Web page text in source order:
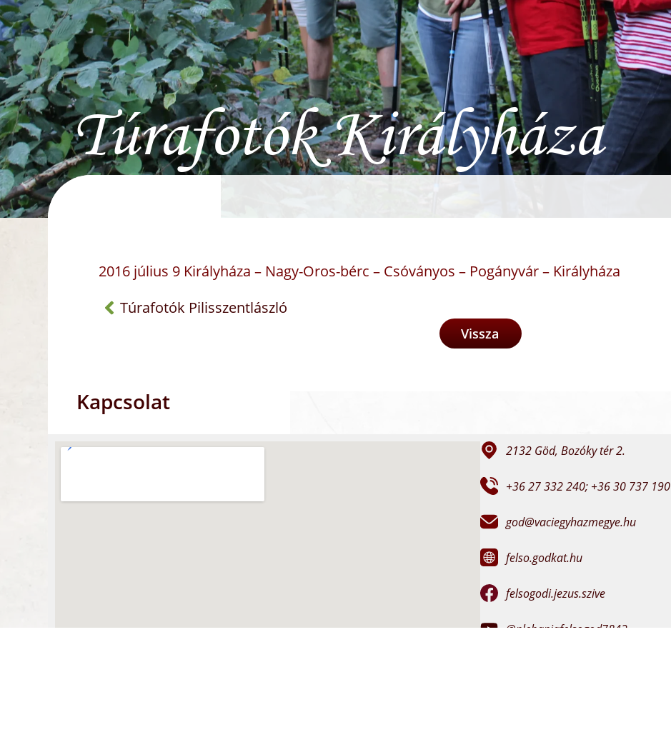
Túrafotók Királyháza
2016 július 9 Királyháza – Nagy-Oros-bérc – Csóványos – Pogányvár – Királyháza
Túrafotók Pilisszentlászló
Vissza
Kapcsolat
2132 Göd, Bozóky tér 2.
+36 27 332 240; +36 30 737
god@vaciegyhazmegye.hu
felso.godkat.hu
felsogodi.jezus.szive
@plebaniafelsogod7842